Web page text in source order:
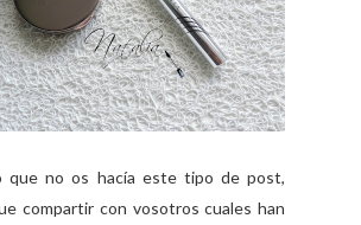
que no os hacía este tipo de post,
compartir con vosotros cuales han